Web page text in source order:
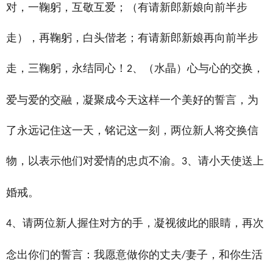
对，一鞠躬，互敬互爱；（有请新郎新娘向前半步
走），再鞠躬，白头偕老；有请新郎新娘再向前半步
走，三鞠躬，永结同心！ 2、（水晶）心与心的交换，
爱与爱的交融，凝聚成今天这样一个美好的誓言，为
了永远记住这一天，铭记这一刻，两位新人将交换信
物，以表示他们对爱情的忠贞不渝。 3、请小天使送上
婚戒。
4、请两位新人握住对方的手，凝视彼此的眼睛，再次
念出你们的誓言：我愿意做你的丈夫/妻子，和你生活